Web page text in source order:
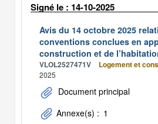
Signé le : 14-10-2025
Avis du 14 octobre 2025
conventions conclues en
construction et de
VLOL2527471V Logement et
2025
Document principal
Annexe(s) : 1